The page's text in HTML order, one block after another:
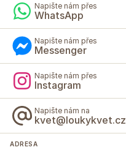
Napište nám přes
WhatsApp
Napište nám přes
Messenger
Napište nám přes
Instagram
Napište nám na
kvet@loukykvet.cz
ADRESA